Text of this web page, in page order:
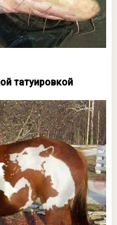
татуировкой